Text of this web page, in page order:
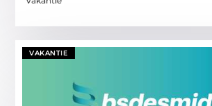
VAKANTIE